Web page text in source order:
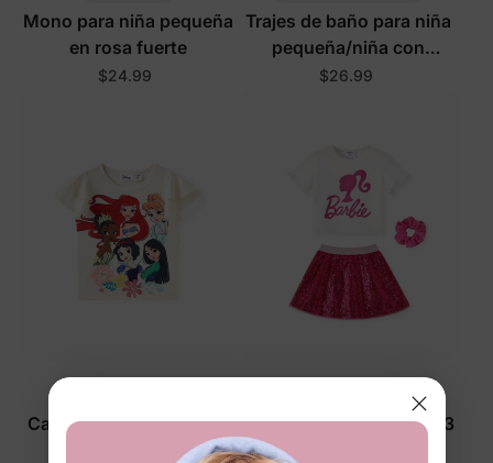
Mono para niña pequeña
en rosa fuerte
$24.99
Trajes de baño para niña
pequeña/niña con
protección UPF en color
$26.99
Camisetas blancas para
niñas pequeñas de
Conjunto de vestido de 3
piezas para niña